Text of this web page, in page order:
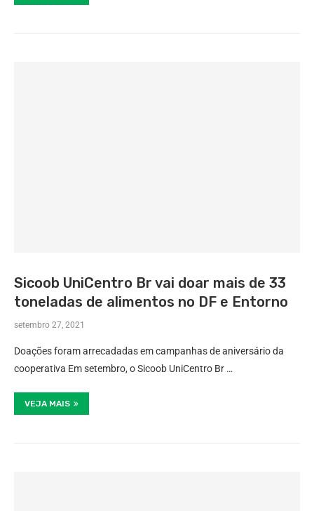
Sicoob UniCentro Br vai doar mais de 33
toneladas de alimentos no DF e Entorno
setembro 27, 2021
Doações foram arrecadadas em campanhas de aniversário da
cooperativa Em setembro, o Sicoob UniCentro Br …
VEJA MAIS